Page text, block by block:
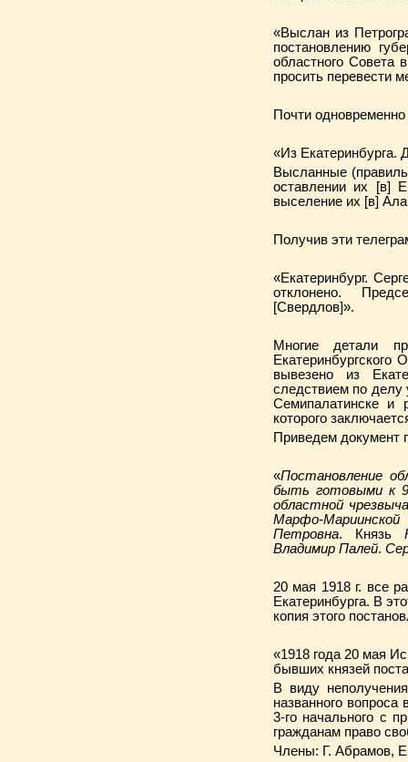
«Выслан из
постановлению
областного Совета
просить перевести
Почти
«Из Екатеринбурга.
Высланные
оставлении их [в]
выселение их [в]
Получив эти
«Екатеринбург.
отклонено.
[Свердлов]».
Многие детали
вывезено из
следствием по делу
Семипалатинске и
которого
Приведем документ
«Постановление
быть готовыми к
областной
Марфо-
Петровна. Князь
Владимир Палей.
20 мая 1918 г. все
Екатеринбурга. В
копия этого
«1918 года 20 мая
бывших князей
В виду
названного
3-го начального с
гражданам право
Члены: Г. Абрамов,